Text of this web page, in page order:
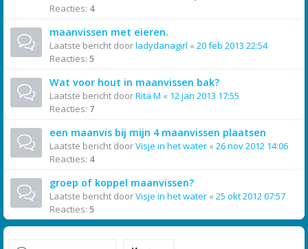
Reacties: 4
maanvissen met eieren.
Laatste bericht doorladydanagirl « 20 feb 2013 22:54
Reacties: 5
Wat voor hout in maanvissen bak?
Laatste bericht doorRita M « 12 jan 2013 17:55
Reacties: 7
een maanvis bij mijn 4 maanvissen plaatsen
Laatste bericht doorVisje in het water « 26 nov 2012 14:06
Reacties: 4
groep of koppel maanvissen?
Laatste bericht doorVisje in het water « 25 okt 2012 07:57
Reacties: 5